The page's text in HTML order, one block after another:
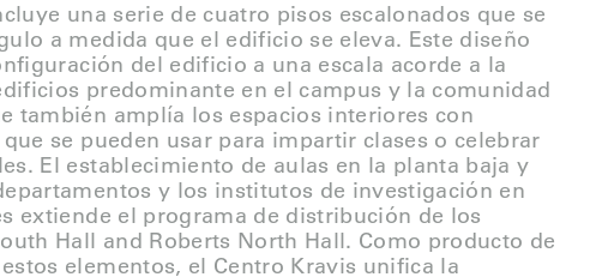
una serie de cuatro pisos escalonados que se
a medida que el edificio se eleva. Este diseño
del edificio a una escala acorde a la
predominante en el campus y la comunidad
también amplía los espacios interiores con
se pueden usar para impartir clases o celebrar
El establecimiento de aulas en la planta baja y
y los institutos de investigación en
extiende el programa de distribución de los
Hall and Roberts North Hall. Como producto de
elementos, el Centro Kravis unifica la